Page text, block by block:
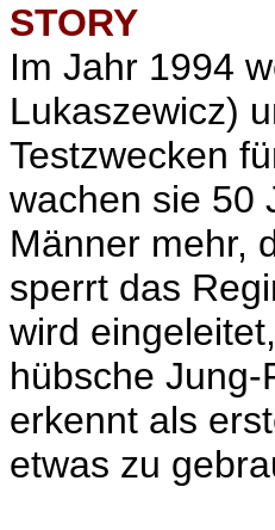
STORY
Im Jahr 1994
Lukaszewicz)
Testzwecken
wachen sie 50
Männer mehr,
sperrt das
wird
hübsche
erkennt als
etwas zu